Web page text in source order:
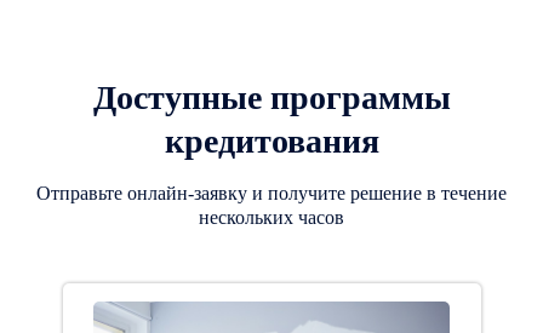
Доступные программы
кредитования
Отправьте онлайн-заявку и получите решение в течение
нескольких часов